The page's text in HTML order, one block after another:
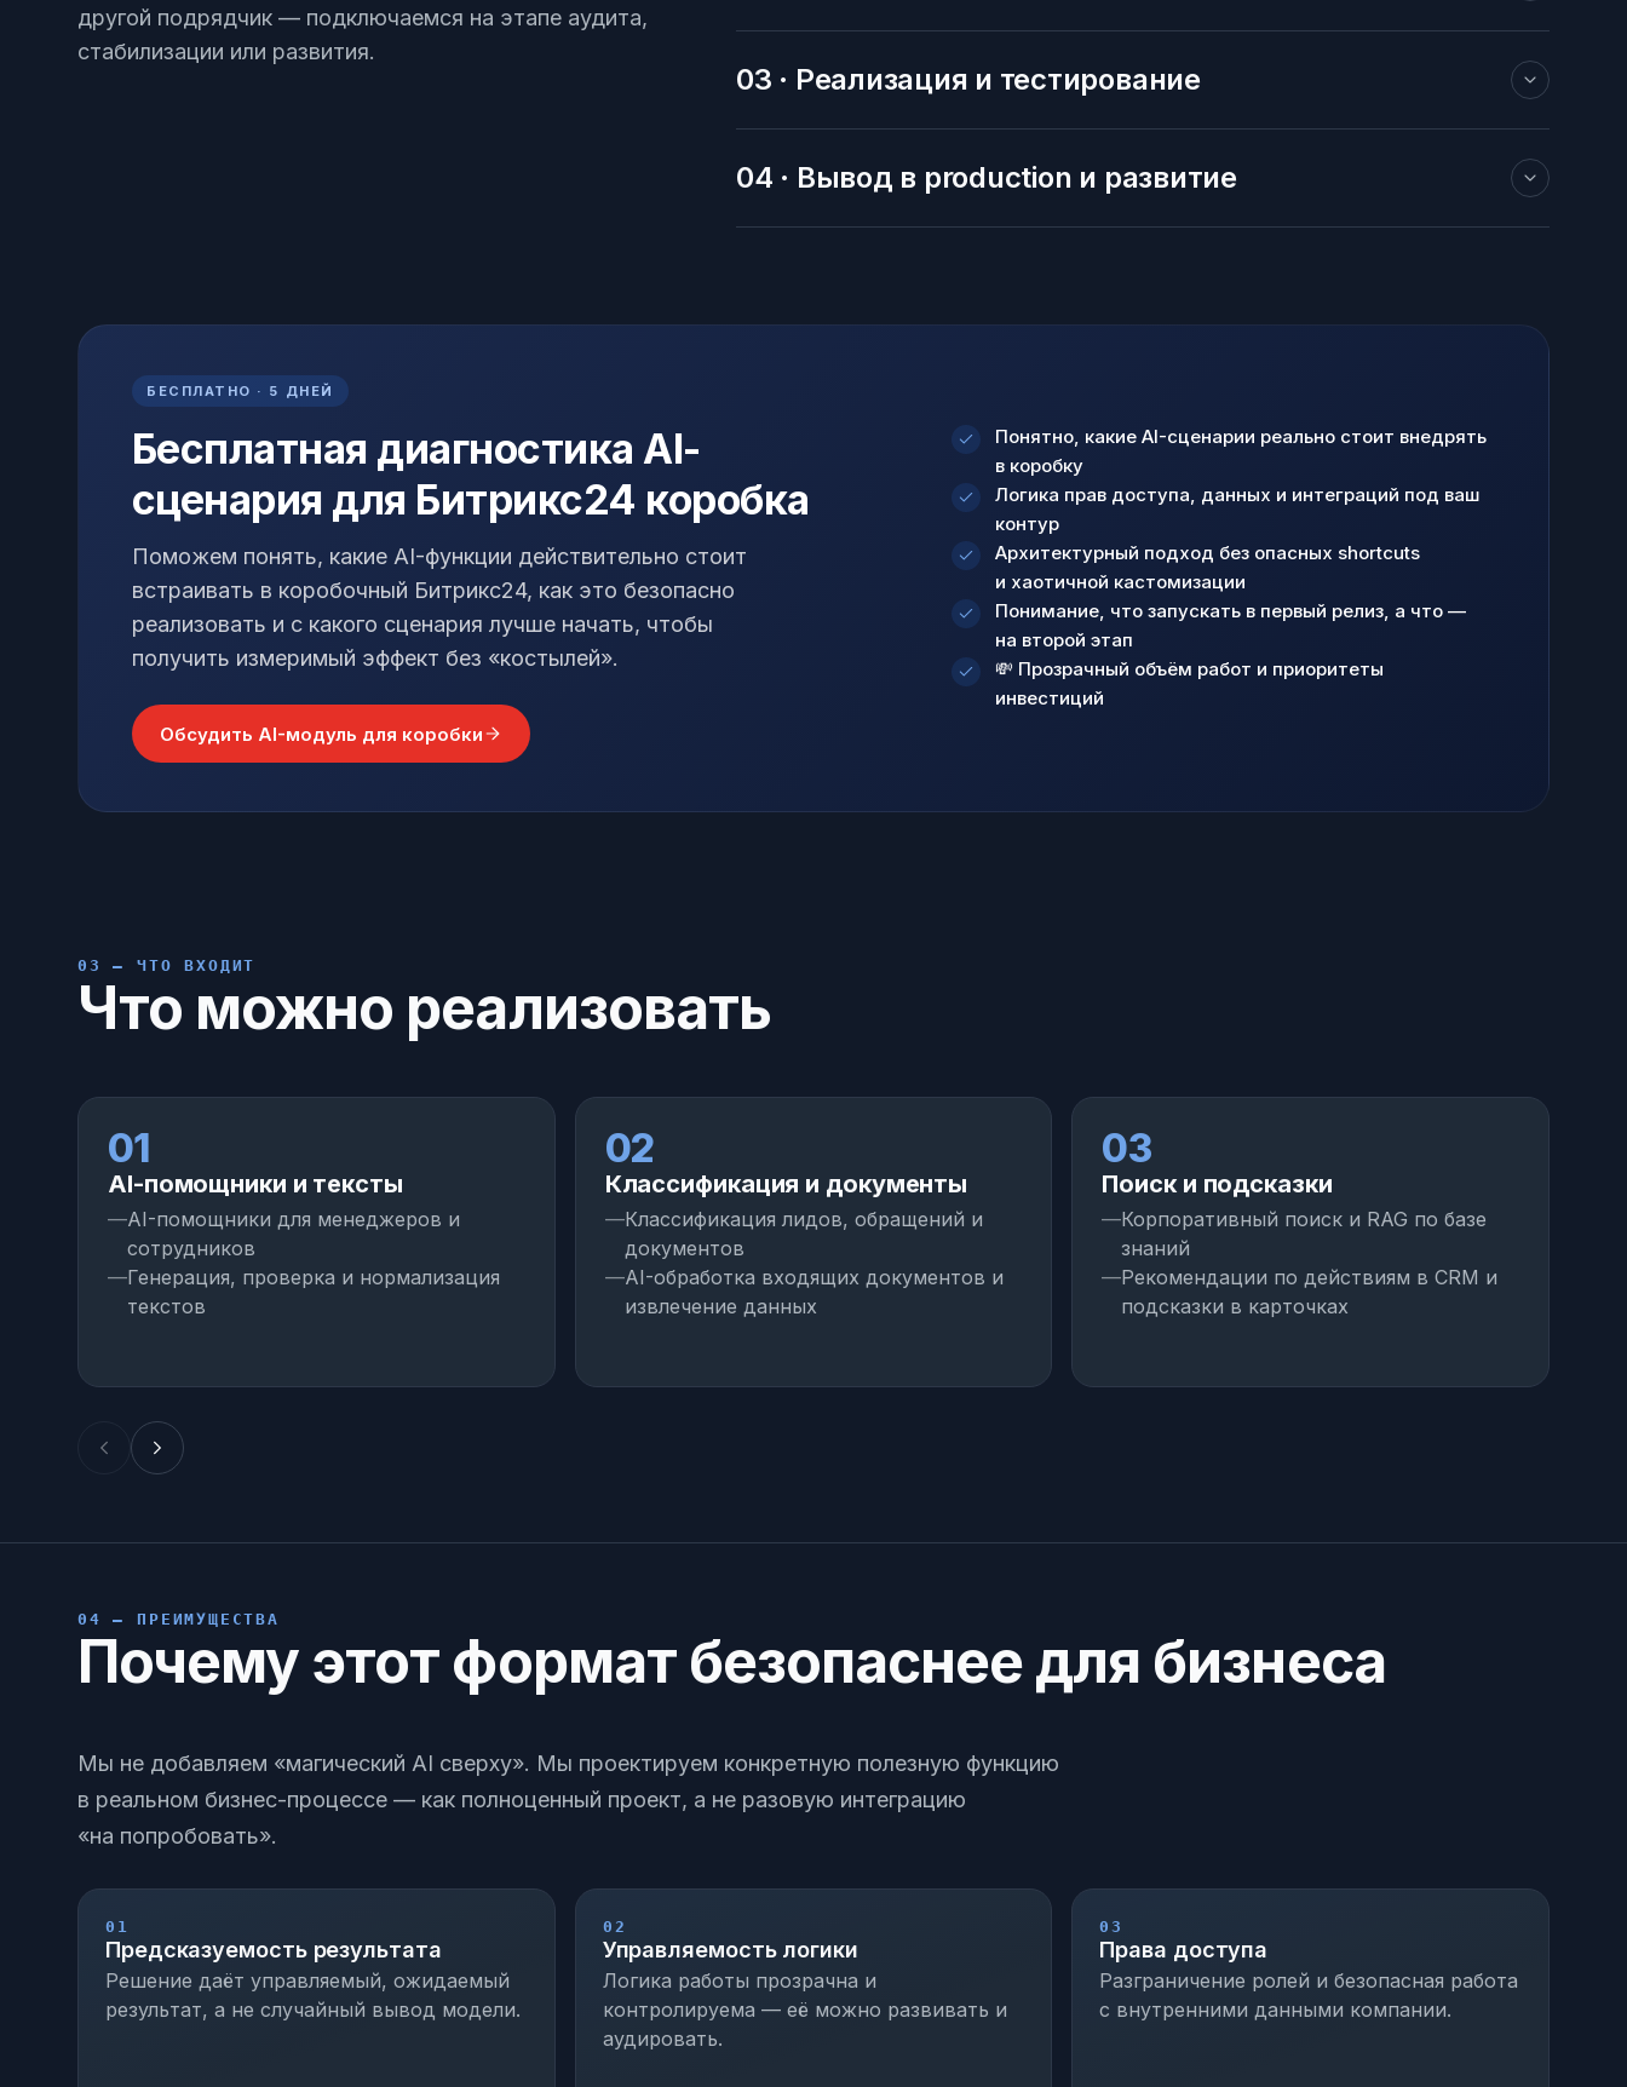
другой подрядчик — подключаемся на этапе аудита,
стабилизации или развития.
03 · Реализация и тестирование
04 · Вывод в production и развитие
БЕСПЛАТНО · 5 ДНЕЙ
Бесплатная диагностика AI-
сценария для Битрикс24 коробка
Поможем понять, какие AI-функции действительно стоит
встраивать в коробочный Битрикс24, как это безопасно
реализовать и с какого сценария лучше начать, чтобы
получить измеримый эффект без «костылей».
Обсудить AI-модуль для коробки
Понятно, какие AI-сценарии реально стоит внедрять
в коробку
Логика прав доступа, данных и интеграций под ваш
контур
Архитектурный подход без опасных shortcuts
и хаотичной кастомизации
Понимание, что запускать в первый релиз, а что —
на второй этап
💸 Прозрачный объём работ и приоритеты
инвестиций
03 — ЧТО ВХОДИТ
Что можно реализовать
01
AI-помощники и тексты
AI-помощники для менеджеров и
сотрудников
Генерация, проверка и нормализация
текстов
02
Классификация и документы
Классификация лидов, обращений и
документов
AI-обработка входящих документов и
извлечение данных
03
Поиск и подсказки
Корпоративный поиск и RAG по базе
знаний
Рекомендации по действиям в CRM и
подсказки в карточках
04 — ПРЕИМУЩЕСТВА
Почему этот формат безопаснее для бизнеса
Мы не добавляем «магический AI сверху». Мы проектируем конкретную полезную функцию
в реальном бизнес-процессе — как полноценный проект, а не разовую интеграцию
«на попробовать».
01
Предсказуемость результата
Решение даёт управляемый, ожидаемый
результат, а не случайный вывод модели.
02
Управляемость логики
Логика работы прозрачна и
контролируема — её можно развивать и
аудировать.
03
Права доступа
Разграничение ролей и безопасная работа
с внутренними данными компании.